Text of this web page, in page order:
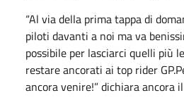
“Al via della prima tappa di
piloti davanti a noi ma va
possibile per lasciarci quelli più
restare ancorati ai top rider
ancora venire!” dichiara ancora